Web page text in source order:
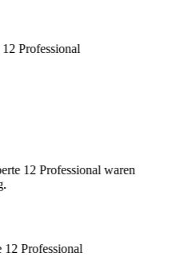
Professional
12 Professional waren
Professional